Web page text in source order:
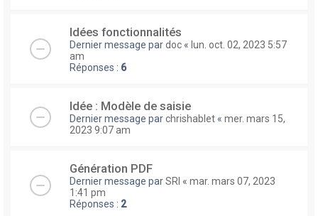
Idées fonctionnalités
Dernier message pardoc « lun. oct. 02, 2023 5:57
am
Réponses : 6
Idée : Modèle de saisie
Dernier message parchrishablet « mer. mars 15,
2023 9:07 am
Génération PDF
Dernier message parSRI « mar. mars 07, 2023
1:41 pm
Réponses : 2